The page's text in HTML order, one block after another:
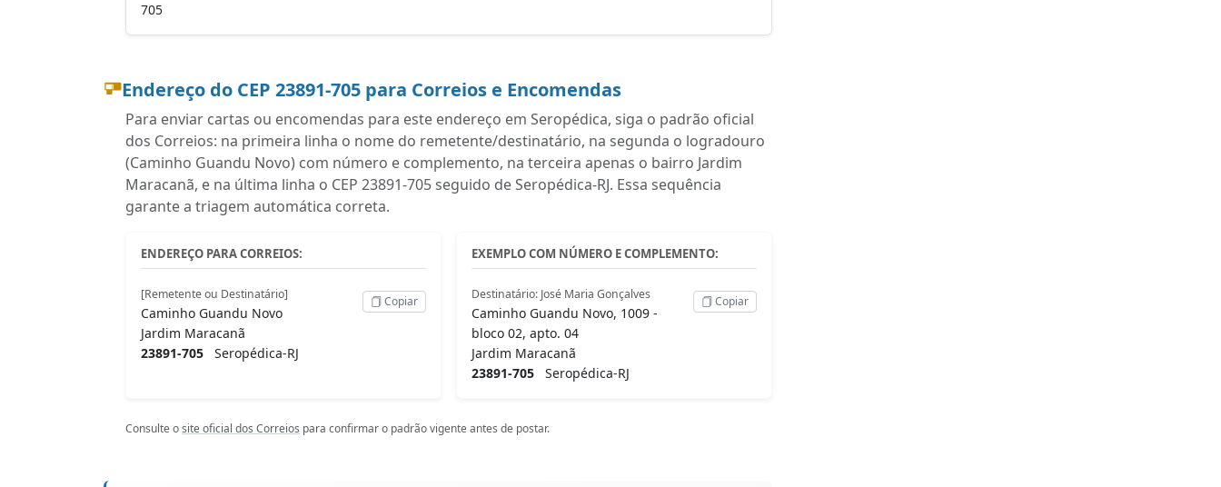
705
Endereço do CEP 23891-705 para Correios e Encomendas
Para enviar cartas ou encomendas para este endereço em Seropédica, siga o padrão oficial
dos Correios: na primeira linha o nome do remetente/destinatário, na segunda o logradouro
(Caminho Guandu Novo) com número e complemento, na terceira apenas o bairro Jardim
Maracanã, e na última linha o CEP 23891-705 seguido de Seropédica-RJ. Essa sequência
garante a triagem automática correta.
ENDEREÇO PARA CORREIOS:
[Remetente ou Destinatário]
Caminho Guandu Novo
Jardim Maracanã
23891-705 Seropédica-RJ
Copiar
EXEMPLO COM NÚMERO E COMPLEMENTO:
Destinatário: José Maria Gonçalves
Caminho Guandu Novo, 1009 -
bloco 02, apto. 04
Jardim Maracanã
23891-705 Seropédica-RJ
Copiar
Consulte osite oficial dos Correios para confirmar o padrão vigente antes de postar.